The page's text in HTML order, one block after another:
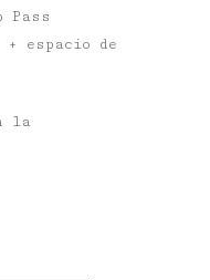
Pass
espacio de
la